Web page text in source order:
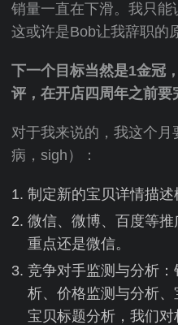
销量一直在下滑。我只能
这或许是Bob让我辞职的
下一个目标当然是1金冠
评，在开店四周年之前要
对于我来说的，我这个月
病，sigh）：
制定新的宝贝详情描述
微信、微博、百度等推
重点还是微信。
竞争对手监测与分析
析、价格监测与分析
宝贝标题分析，我们